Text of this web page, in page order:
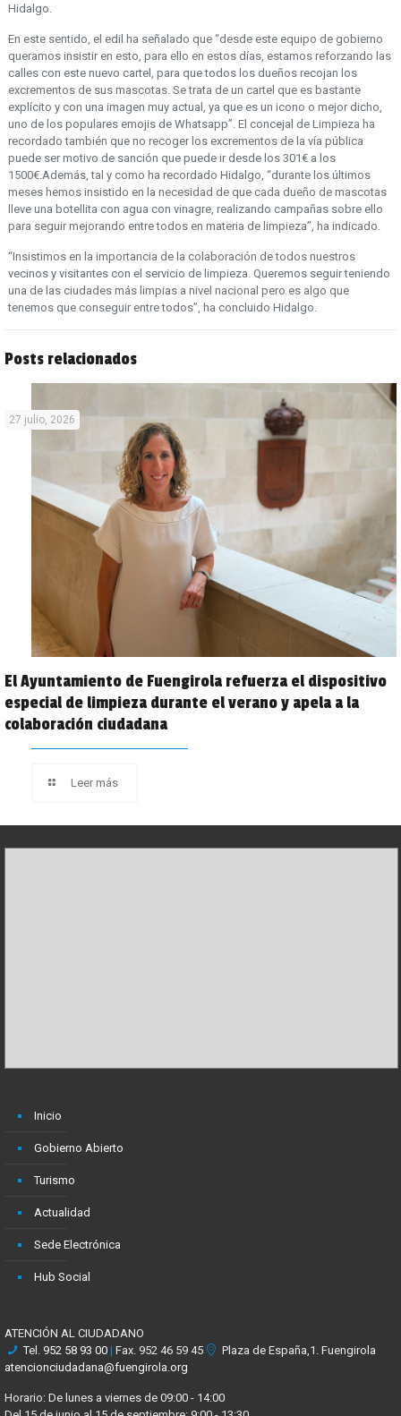
Hidalgo.
En este sentido, el edil ha señalado que “desde este equipo de gobierno
queramos insistir en esto, para ello en estos días, estamos reforzando las
calles con este nuevo cartel, para que todos los dueños recojan los
excrementos de sus mascotas. Se trata de un cartel que es bastante
explícito y con una imagen muy actual, ya que es un icono o mejor dicho,
uno de los populares emojis de Whatsapp”. El concejal de Limpieza ha
recordado también que no recoger los excrementos de la vía pública
puede ser motivo de sanción que puede ir desde los 301€ a los
1500€.Además, tal y como ha recordado Hidalgo, “durante los últimos
meses hemos insistido en la necesidad de que cada dueño de mascotas
lleve una botellita con agua con vinagre, realizando campañas sobre ello
para seguir mejorando entre todos en materia de limpieza”, ha indicado.
“Insistimos en la importancia de la colaboración de todos nuestros
vecinos y visitantes con el servicio de limpieza. Queremos seguir teniendo
una de las ciudades más limpias a nivel nacional pero es algo que
tenemos que conseguir entre todos”, ha concluido Hidalgo.
Posts relacionados
27 julio, 2026
El Ayuntamiento de Fuengirola refuerza el dispositivo
especial de limpieza durante el verano y apela a la
colaboración ciudadana
Leer más
Inicio
Gobierno Abierto
Turismo
Actualidad
Sede Electrónica
Hub Social
ATENCIÓN AL CIUDADANO
Tel. 952 58 93 00 | Fax. 952 46 59 45
Plaza de España,1. Fuengirola
atencionciudadana@fuengirola.org
Horario: De lunes a viernes de 09:00 - 14:00